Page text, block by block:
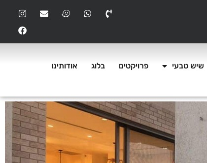
שיש טבעי פרויקטים בלוג אודותינו